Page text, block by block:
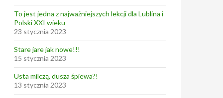
To jest jedna z najważniejszych lekcji dla Lublina i
Polski XXI wieku
23 stycznia 2023
Stare jare jak nowe!!!
15 stycznia 2023
Usta milczą, dusza śpiewa?!
13 stycznia 2023